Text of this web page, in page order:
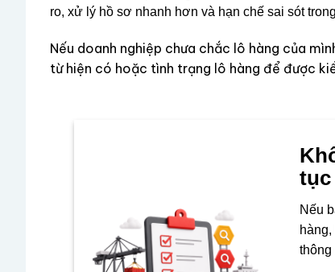
ro, xử lý hồ sơ nhanh hơn và hạn chế sai sót
Nếu doanh nghiệp chưa chắc lô hàng của
từ hiện có hoặc tình trạng lô hàng để được
tục
Nếu